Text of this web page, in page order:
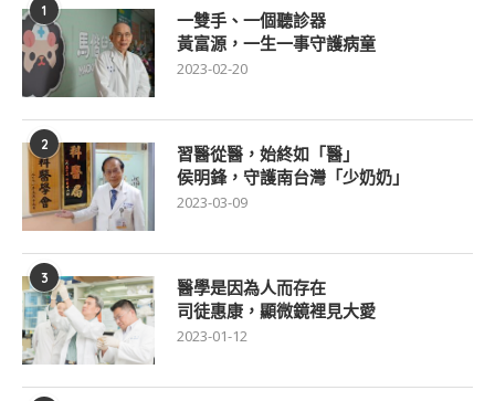
1
一雙手、一個聽診器
黃富源，一生一事守護病童
2023-02-20
2
習醫從醫，始終如「醫」
侯明鋒，守護南台灣「少奶奶」
2023-03-09
3
醫學是因為人而存在
司徒惠康，顯微鏡裡見大愛
2023-01-12